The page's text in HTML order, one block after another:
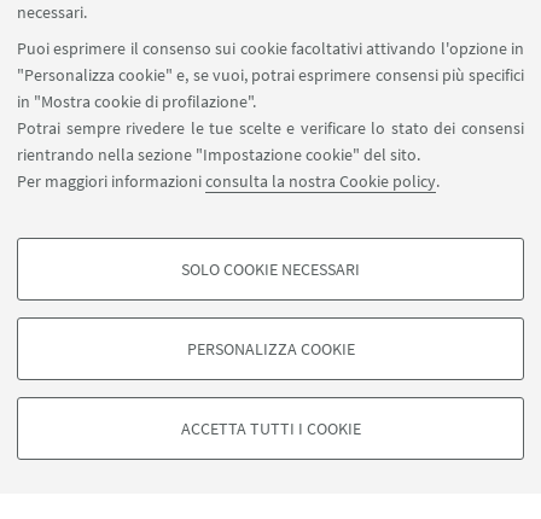
necessari.
Puoi esprimere il consenso sui cookie facoltativi attivando l'opzione in
"Personalizza cookie" e, se vuoi, potrai esprimere consensi più specifici
in "Mostra cookie di profilazione".
Potrai sempre rivedere le tue scelte e verificare lo stato dei consensi
rientrando nella sezione "Impostazione cookie" del sito.
Per maggiori informazioniconsulta la nostra Cookie policy.
COOKIE DI PROFILAZIONE - FACOLTATIVI
degli utenti, creare profili in base al loro comportamento sul sito, per analisi
di marketing.
Google/Youtube Video
SOLO COOKIE NECESSARI
PERSONALIZZA COOKIE
ACCETTA TUTTI I COOKIE
Via Vittime Civili di Guerra, 5 - Rimini
+39 0541 434184
campusrimini.biblioteca@unibo.it
SBA - Sistema Bibliotecario di Ateneo
Campus di Rimini
Portale Unibo
Rubrica
©Copyright 2026 - ALMA MATER STUDIORUM - Università di